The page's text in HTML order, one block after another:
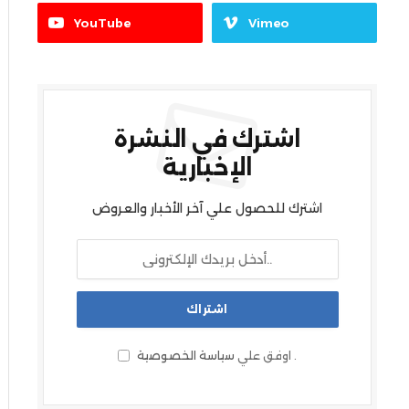
YouTube Vimeo
اشترك في النشرة
الإخبارية
اشترك للحصول علي آخر الأخبار والعروض
اوفق علي سياسة الخصوصية .